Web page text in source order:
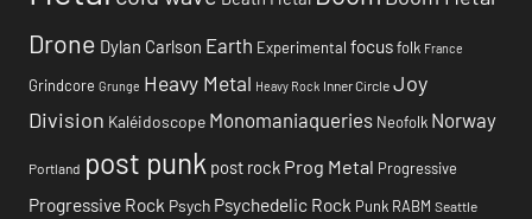
Drone Dylan Carlson Earth Experimental focusfolk France
Grindcore Grunge Heavy Metal Heavy Rock Inner Circle Joy
Division Kaléidoscope Monomaniaqueries Neofolk Norway
Portland post punk post rock Prog Metal Progressive
Progressive Rock Psych Psychedelic Rock Punk RABM Seattle